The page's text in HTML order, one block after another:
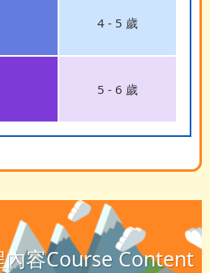
4 - 5 歲
5 - 6 歲
內容Course Content